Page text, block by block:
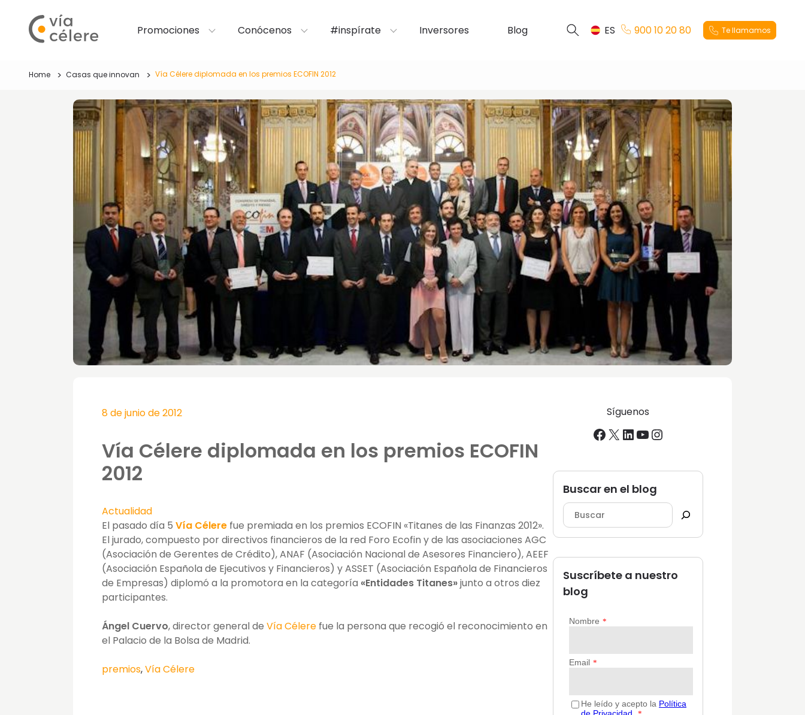
Promociones Conócenos #inspírate Inversores Blog ES 900 10 20 80 Te llamamos
Home Casas que innovan Vía Célere diplomada en los premios ECOFIN 2012
8 de junio de 2012
Vía Célere diplomada en los premios ECOFIN
2012
Actualidad
El pasado día 5 Vía Célere fue premiada en los premios ECOFIN «Titanes de las Finanzas 2012».
El jurado, compuesto por directivos financieros de la red Foro Ecofin y de las asociaciones AGC
(Asociación de Gerentes de Crédito), ANAF (Asociación Nacional de Asesores Financiero), AEEF
(Asociación Española de Ejecutivos y Financieros) y ASSET (Asociación Española de Financieros
de Empresas) diplomó a la promotora en la categoría «Entidades Titanes»junto a otros diez
participantes.
Ángel Cuervo, director general de Vía Célere fue la persona que recogió el reconocimiento en
el Palacio de la Bolsa de Madrid.
premios,Vía Célere
Síguenos
Facebook
X LinkedIn
YouTube
Instagram
Buscar en el blog
Suscríbete a nuestro
blog